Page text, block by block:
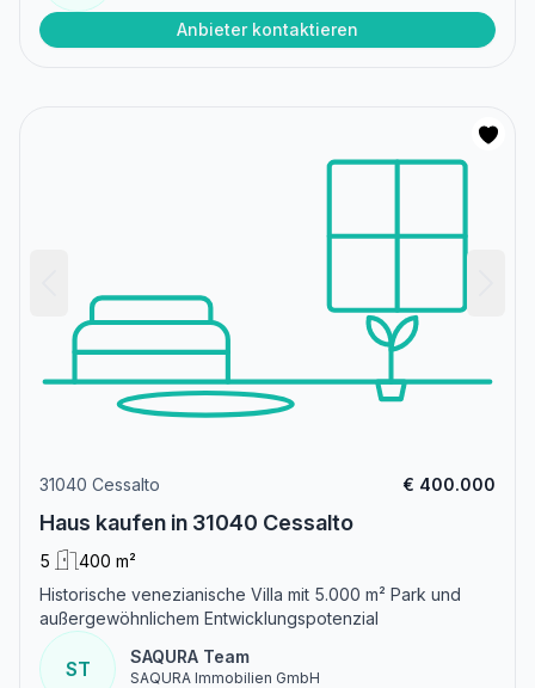
Anbieter kontaktieren
31040 Cessalto € 400.000
Haus kaufen in 31040 Cessalto
5
400 m²
Historische venezianische Villa mit 5.000 m² Park und
außergewöhnlichem Entwicklungspotenzial
ST
SAQURA Team
SAQURA Immobilien GmbH